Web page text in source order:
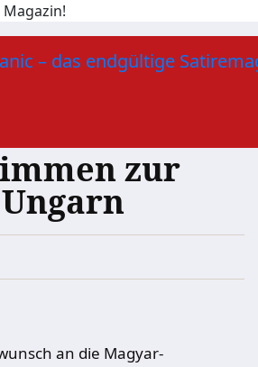
zur
an die Magyar-